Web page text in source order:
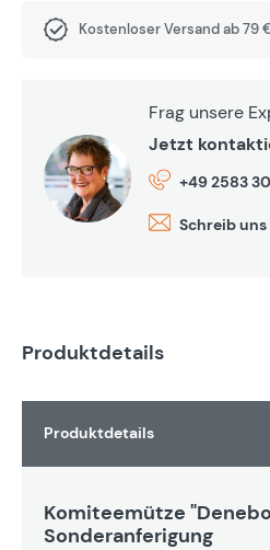
Kostenloser Versand ab 79
Frag unsere
Jetzt
+49 2583
Schreib uns
Produktdetails
Produktdetails
Komiteemütze
Sonderanferigung